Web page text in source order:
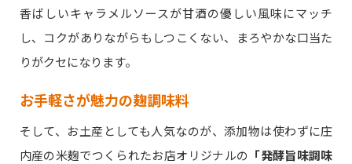
香ばしいキャラメルソースが甘酒の優しい風味にマッチ
し、コクがありながらもしつこくない、まろやかな口当た
りがクセになります。
お手軽さが魅力の麹調味料
そして、お土産としても人気なのが、添加物は使わずに庄
内産の米麹でつくられたお店オリジナルの 「発酵旨味調味